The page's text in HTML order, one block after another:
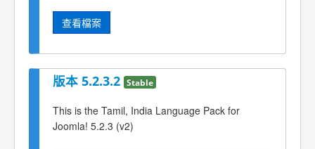
查看檔案
版本 5.2.3.2 Stable
This is the Tamil, India Language Pack for
Joomla! 5.2.3 (v2)